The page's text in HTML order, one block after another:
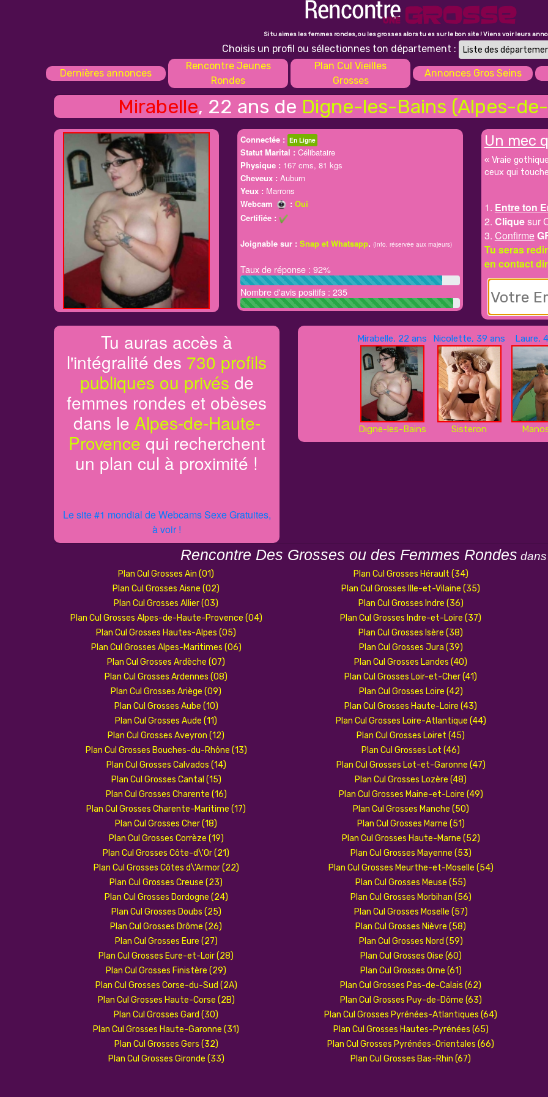
Si tu aimes les femmes rondes, ou les grosses alors tu es sur le bon site ! Viens voir leurs
Choisis un profil ou sélectionnes ton département :
Dernières annonces
Rencontre Jeunes
Rondes
Plan Cul Vieilles
Grosses
Annonces Gros Seins
Mirabelle, 22 ans de Digne-les-Bains (Alpes-
Connectée : En Ligne
Statut Marital : Célibataire
Physique : 167 cms, 81 kgs
Cheveux : Auburn
Yeux : Marrons
Webcam
: Oui
Certifiée :
Joignable sur : Snap et Whatsapp. (Info. réservée aux majeurs)
Taux de réponse : 92%
Nombre d'avis positifs : 235
Un mec
« Vraie
ceux qui
1. Entre ton
2. Cliquesur
3. Confirme
Tu seras
en contact
Tu auras accès à
l'intégralité des 730 profils
publiques ou privés de
femmes rondes et obèses
dans le Alpes-de-Haute-
Provence qui recherchent
un plan cul à proximité !
Le site #1 mondial de Webcams Sexe Gratuites,
à voir !
Mirabelle, 22 ans
Digne-les-Bains
Nicolette, 39 ans
Sisteron
Laure,
Rencontre Des Grosses ou des Femmes Rondes
Plan Cul Grosses Ain (01)
Plan Cul Grosses Aisne (02)
Plan Cul Grosses Allier (03)
Plan Cul Grosses Alpes-de-Haute-Provence (04)
Plan Cul Grosses Hautes-Alpes (05)
Plan Cul Grosses Alpes-Maritimes (06)
Plan Cul Grosses Ardèche (07)
Plan Cul Grosses Ardennes (08)
Plan Cul Grosses Ariège (09)
Plan Cul Grosses Aube (10)
Plan Cul Grosses Aude (11)
Plan Cul Grosses Aveyron (12)
Plan Cul Grosses Bouches-du-Rhône (13)
Plan Cul Grosses Calvados (14)
Plan Cul Grosses Cantal (15)
Plan Cul Grosses Charente (16)
Plan Cul Grosses Charente-Maritime (17)
Plan Cul Grosses Cher (18)
Plan Cul Grosses Corrèze (19)
Plan Cul Grosses Côte-d\'Or (21)
Plan Cul Grosses Côtes d\'Armor (22)
Plan Cul Grosses Creuse (23)
Plan Cul Grosses Dordogne (24)
Plan Cul Grosses Doubs (25)
Plan Cul Grosses Drôme (26)
Plan Cul Grosses Eure (27)
Plan Cul Grosses Eure-et-Loir (28)
Plan Cul Grosses Finistère (29)
Plan Cul Grosses Corse-du-Sud (2A)
Plan Cul Grosses Haute-Corse (2B)
Plan Cul Grosses Gard (30)
Plan Cul Grosses Haute-Garonne (31)
Plan Cul Grosses Gers (32)
Plan Cul Grosses Gironde (33)
Plan Cul Grosses Hérault (34)
Plan Cul Grosses Ille-et-Vilaine (35)
Plan Cul Grosses Indre (36)
Plan Cul Grosses Indre-et-Loire (37)
Plan Cul Grosses Isère (38)
Plan Cul Grosses Jura (39)
Plan Cul Grosses Landes (40)
Plan Cul Grosses Loir-et-Cher (41)
Plan Cul Grosses Loire (42)
Plan Cul Grosses Haute-Loire (43)
Plan Cul Grosses Loire-Atlantique (44)
Plan Cul Grosses Loiret (45)
Plan Cul Grosses Lot (46)
Plan Cul Grosses Lot-et-Garonne (47)
Plan Cul Grosses Lozère (48)
Plan Cul Grosses Maine-et-Loire (49)
Plan Cul Grosses Manche (50)
Plan Cul Grosses Marne (51)
Plan Cul Grosses Haute-Marne (52)
Plan Cul Grosses Mayenne (53)
Plan Cul Grosses Meurthe-et-Moselle (54)
Plan Cul Grosses Meuse (55)
Plan Cul Grosses Morbihan (56)
Plan Cul Grosses Moselle (57)
Plan Cul Grosses Nièvre (58)
Plan Cul Grosses Nord (59)
Plan Cul Grosses Oise (60)
Plan Cul Grosses Orne (61)
Plan Cul Grosses Pas-de-Calais (62)
Plan Cul Grosses Puy-de-Dôme (63)
Plan Cul Grosses Pyrénées-Atlantiques (64)
Plan Cul Grosses Hautes-Pyrénées (65)
Plan Cul Grosses Pyrénées-Orientales (66)
Plan Cul Grosses Bas-Rhin (67)